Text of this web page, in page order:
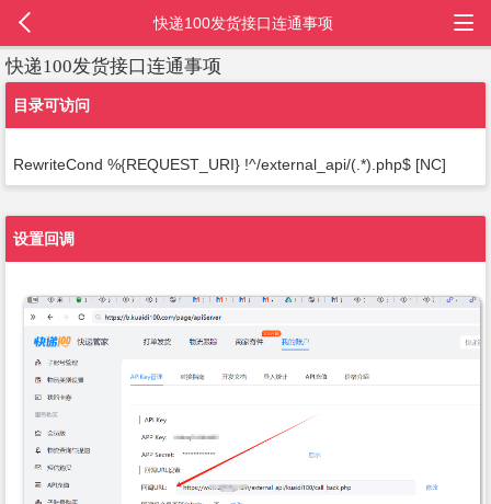
快递100发货接口连通事项
目录可访问
RewriteCond %{REQUEST_URI} !^/external_api/(.*).php$ [NC]
设置回调
快递100发货接口连通事项